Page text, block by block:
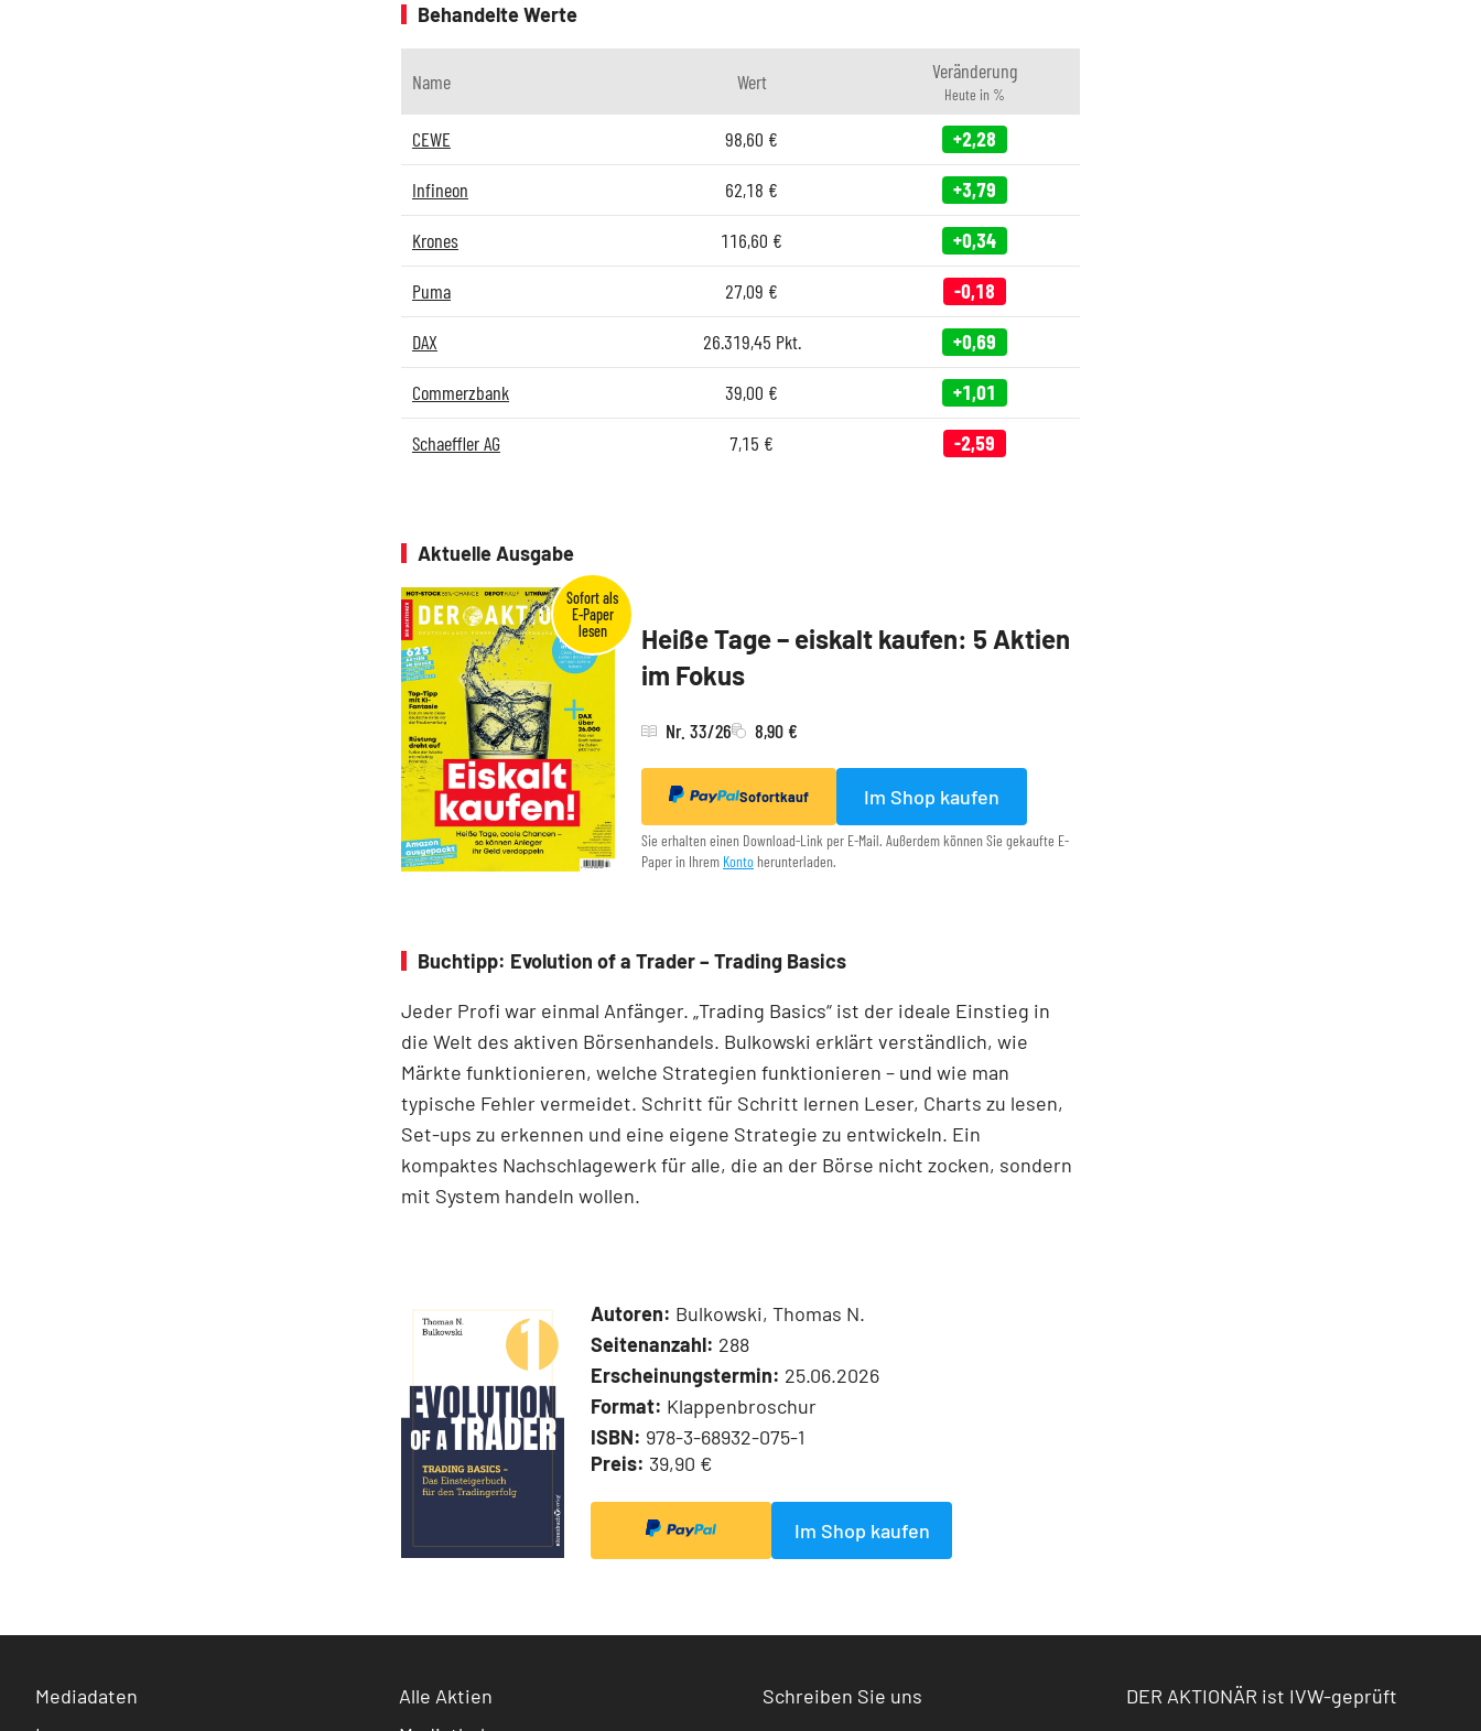
Behandelte Werte
Name Wert Veränderung
Heute in %
CEWE 98,60 € +2,28
Infineon 62,18 € +3,79
Krones 116,60 € +0,34
Puma 27,09 € -0,18
DAX 26.319,45 Pkt. +0,69
Commerzbank 39,00 € +1,01
Schaeffler AG 7,15 € -2,59
Aktuelle Ausgabe
Heiße Tage – eiskalt kaufen: 5 Aktien
im Fokus
Nr. 33/26 8,90 €
Sofortkauf Im Shop kaufen
Sie erhalten einen Download-Link per E-Mail. Außerdem können Sie gekaufte E-
Paper in Ihrem Konto herunterladen.
Buchtipp: Evolution of a Trader – Trading Basics
Jeder Profi war einmal Anfänger. „Trading Basics“ ist der ideale Einstieg in
die Welt des aktiven Börsenhandels. Bulkowski erklärt verständlich, wie
Märkte funktionieren, welche Strategien funktionieren – und wie man
typische Fehler vermeidet. Schritt für Schritt lernen Leser, Charts zu lesen,
Set-ups zu erkennen und eine eigene Strategie zu entwickeln. Ein
kompaktes Nachschlagewerk für alle, die an der Börse nicht zocken, sondern
mit System handeln wollen.
Autoren: Bulkowski, Thomas N.
Seitenanzahl: 288
Erscheinungstermin: 25.06.2026
Format: Klappenbroschur
ISBN: 978-3-68932-075-1
Preis: 39,90 €
Im Shop kaufen
Mediadaten
Alle Aktien
Schreiben Sie uns DER AKTIONÄR ist IVW-geprüft